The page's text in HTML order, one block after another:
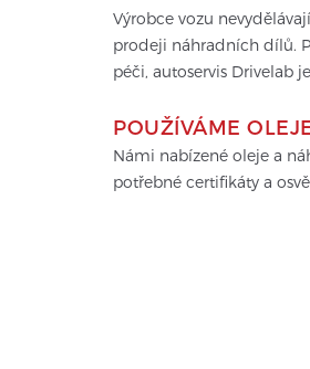
Výrobce vozu
prodeji náhradních dílů.
péči, autoservis Drivelab
POUŽÍVÁME
Námi nabízené oleje a
potřebné certifikáty a